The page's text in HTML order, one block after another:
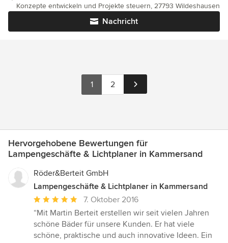
Nachricht
Konzepte entwickeln und Projekte steuern, 27793 Wildeshausen
1 2
Hervorgehobene Bewertungen für
Lampengeschäfte & Lichtplaner in Kammersand
Röder&Berteit GmbH
Lampengeschäfte & Lichtplaner in Kammersand
Durchschnittliche
Bewertung:
5
von
7. Oktober 2016
“Mit Martin Berteit erstellen wir seit vielen Jahren
schöne Bäder für unsere Kunden. Er hat viele
schöne, praktische und auch innovative Ideen. Ein